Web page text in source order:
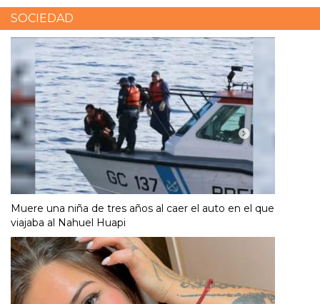
SOCIEDAD
Muere una niña de tres años al caer el auto en el que
viajaba al Nahuel Huapi